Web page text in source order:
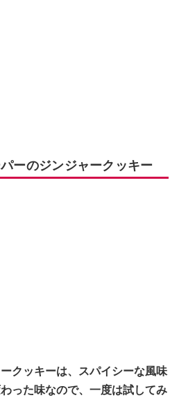
ーのジンジャークッキー
クッキーは、スパイシーな風味
った味なので、一度は試してみ